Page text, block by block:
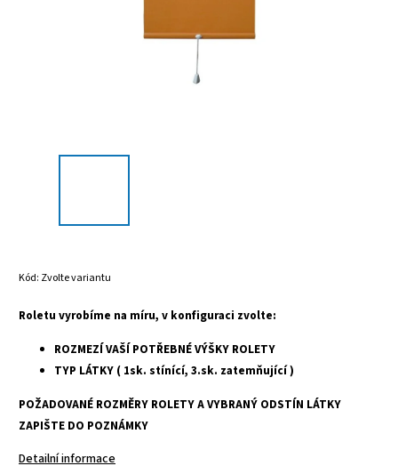
Kód: Zvolte variantu
Roletu vyrobíme na míru, v konfiguraci zvolte:
ROZMEZÍ VAŠÍ POTŘEBNÉ VÝŠKY ROLETY
TYP LÁTKY ( 1sk. stínící, 3.sk. zatemňující )
POŽADOVANÉ ROZMĚRY ROLETY A VYBRANÝ ODSTÍN LÁTKY
ZAPIŠTE DO POZNÁMKY
Detailní informace